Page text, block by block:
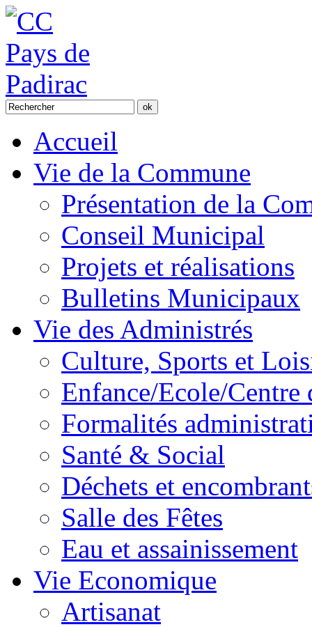
Accueil
Vie de la Commune
Présentation de la
Conseil Municipal
Projets et réalisations
Bulletins Municipaux
Vie des Administrés
Culture, Sports et
Enfance/Ecole/Centre
Formalités
Santé & Social
Déchets et
Salle des Fêtes
Eau et assainissement
Vie Economique
Artisanat